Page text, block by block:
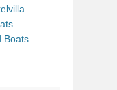
Boats